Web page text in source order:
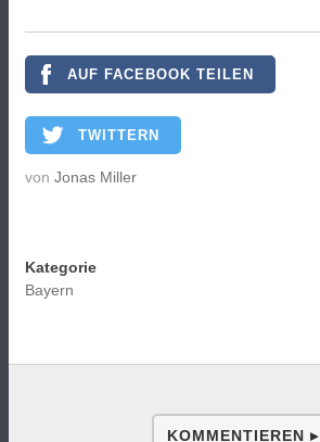
AUF FACEBOOK TEILEN
TWITTERN
von Jonas Miller
Kategorie
Bayern
KOMMENTIEREN ▸